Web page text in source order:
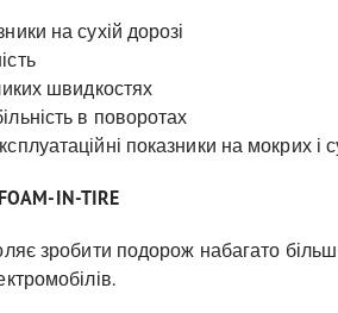
на сухій дорозі
швидкостях
в поворотах
показники на мокрих і
IN-TIRE
зробити подорож набагато